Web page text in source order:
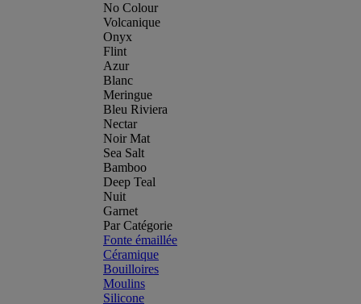
No Colour
Volcanique
Onyx
Flint
Azur
Blanc
Meringue
Bleu Riviera
Nectar
Noir Mat
Sea Salt
Bamboo
Deep Teal
Nuit
Garnet
Par Catégorie
Fonte émaillée
Céramique
Bouilloires
Moulins
Silicone